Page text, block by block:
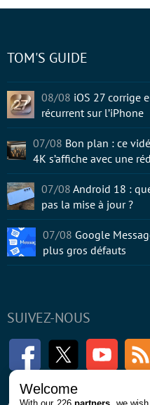
SUIVEZ-NOUS
FacebookTwitter
TOM'S GUIDE
08/08 iOS 27 corrige
récurrent sur l’iPhone
07/08 Bon plan : ce
4K s’affiche avec une
07/08 Android 18 :
pas la mise à jour ?
07/08 Google
plus gros défauts
Welcome
With our 226partners , we